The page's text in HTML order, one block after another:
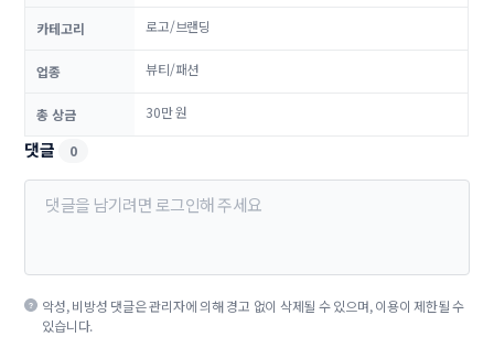
카테고리 로고/브랜딩
업종 뷰티/패션
총 상금 30만 원
댓글 0
악성, 비방성 댓글은 관리자에 의해 경고 없이 삭제될 수 있으며, 이용이 제한될 수
있습니다.